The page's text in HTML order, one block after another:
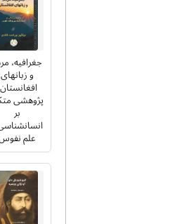
جغرافیه،
و زبانهای
پژوهشی
بر
علم